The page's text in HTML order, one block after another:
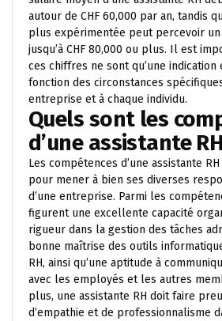
autour de CHF 60,000 par an, tandis
plus expérimentée peut percevoir
jusqu’à CHF 80,000 ou plus. Il est
ces chiffres ne sont qu’une
fonction des circonstances
entreprise et à chaque individu.
Quels sont les
d’une assistante
Les compétences d’une assistante
pour mener à bien ses diverses
d’une entreprise. Parmi les
figurent une excellente capacité
rigueur dans la gestion des tâches
bonne maîtrise des outils
RH, ainsi qu’une aptitude à
avec les employés et les autres
plus, une assistante RH doit faire
d’empathie et de professionnalisme